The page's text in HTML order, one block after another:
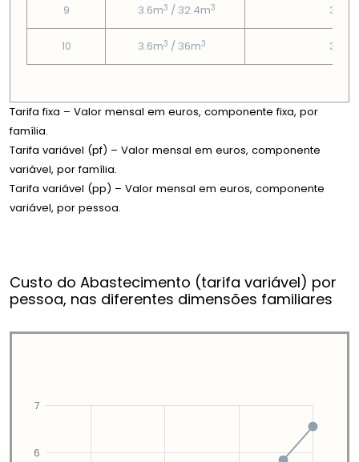
9 3.6m3 / 32.4m3 3.95€
10 3.6m3 / 36m3 3.95€
Tarifa fixa – Valor mensal em euros, componente fixa, por
família.
Tarifa variável (pf) – Valor mensal em euros, componente
variável, por família.
Tarifa variável (pp) – Valor mensal em euros, componente
variável, por pessoa.
Custo do Abastecimento (tarifa variável) por
pessoa, nas diferentes dimensões familiares
6
7